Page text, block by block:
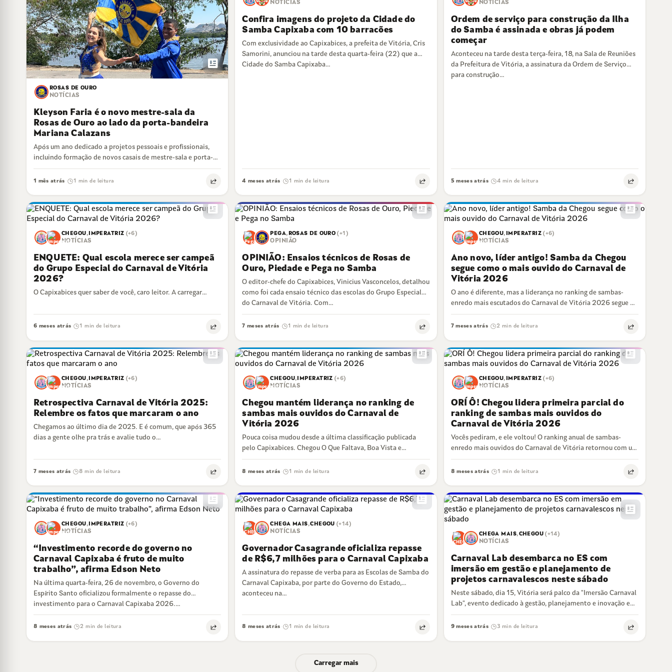
newsmode
ROSAS DE OURO
NOTÍCIAS
Kleyson Faria é o novo mestre-sala da
Rosas de Ouro ao lado da porta-bandeira
Mariana Calazans
Após um ano dedicado a projetos pessoais e profissionais,
incluindo formação de novos casais de mestre-sala e porta-
bandeira, o mestre-sala Kleyson Faria…
1 mês atrás 1 min de leitura
NOTÍCIAS
Confira imagens do projeto da Cidade do
Samba Capixaba com 10 barracões
Com exclusividade ao Capixabices, a prefeita de Vitória, Cris
Samorini, anunciou na tarde desta quarta-feira (22) que a
Cidade do Samba Capixaba…
4 meses atrás 1 min de leitura
NOTÍCIAS
Ordem de serviço para construção da Ilha
do Samba é assinada e obras já podem
começar
Aconteceu na tarde desta terça-feira, 18, na Sala de Reuniões
da Prefeitura de Vitória, a assinatura da Ordem de Serviço
para construção…
5 meses atrás· 4 min de leitura
newsmode
CHEGOU, IMPERATRIZ (+6)
NOTÍCIAS
ENQUETE: Qual escola merece ser campeã
do Grupo Especial do Carnaval de Vitória
2026?
O Capixabices quer saber de você, caro leitor. A carregar…
6 meses atrás 1 min de leitura
newsmode
PEGA, ROSAS DE OURO (+1)
OPINIÃO
OPINIÃO: Ensaios técnicos de Rosas de
Ouro, Piedade e Pega no Samba
O editor-chefe do Capixabices, Vinicius Vasconcelos, detalhou
como foi cada ensaio técnico das escolas do Grupo Especial
do Carnaval de Vitória. Com…
7 meses atrás 1 min de leitura
newsmode
CHEGOU, IMPERATRIZ (+6)
NOTÍCIAS
Ano novo, líder antigo! Samba da Chegou
segue como o mais ouvido do Carnaval de
Vitória 2026
O ano é diferente, mas a liderança no ranking de sambas-
enredo mais escutados do Carnaval de Vitória 2026 segue no
mesmo endereço:…
7 meses atrás· 2 min de leitura
newsmode
CHEGOU,IMPERATRIZ (+6)
NOTÍCIAS
Retrospectiva Carnaval de Vitória 2025:
Relembre os fatos que marcaram o ano
Chegamos ao último dia de 2025. E é comum, que após 365
dias a gente olhe pra trás e avalie tudo o…
7 meses atrás 8 min de leitura
newsmode
CHEGOU,IMPERATRIZ (+6)
NOTÍCIAS
Chegou mantém liderança no ranking de
sambas mais ouvidos do Carnaval de
Vitória 2026
Pouca coisa mudou desde a última classificação publicada
pelo Capixabices. Chegou O Que Faltava, Boa Vista e
Jucutuquara seguem liderando o top…
8 meses atrás 1 min de leitura
newsmode
CHEGOU,IMPERATRIZ (+6)
NOTÍCIAS
ORÍ Ô! Chegou lidera primeira parcial do
ranking de sambas mais ouvidos do
Carnaval de Vitória 2026
Vocês pediram, e ele voltou! O ranking anual de sambas-
enredo mais ouvidos do Carnaval de Vitória retornou com um
novo formato. Neste…
8 meses atrás· 1 min de leitura
newsmode
CHEGOU, IMPERATRIZ (+6)
NOTÍCIAS
“Investimento recorde do governo no
Carnaval Capixaba é fruto de muito
trabalho”, afirma Edson Neto
Na última quarta-feira, 26 de novembro, o Governo do
Espírito Santo oficializou formalmente o repasse do
investimento para o Carnaval Capixaba 2026.…
8 meses atrás 2 min de leitura
newsmode
CHEGA MAIS,CHEGOU (+14)
NOTÍCIAS
Governador Casagrande oficializa repasse
de R$6,7 milhões para o Carnaval Capixaba
A assinatura do repasse de verba para as Escolas de Samba do
Carnaval Capixaba, por parte do Governo do Estado,
aconteceu na…
8 meses atrás 1 min de leitura
newsmode
CHEGA MAIS,CHEGOU (+14)
NOTÍCIAS
Carnaval Lab desembarca no ES com
imersão em gestão e planejamento de
projetos carnavalescos neste sábado
Neste sábado, dia 15, Vitória será palco da "Imersão Carnaval
Lab", evento dedicado à gestão, planejamento e inovação em
projetos de Carnaval.…
9 meses atrás· 3 min de leitura
Carregar mais